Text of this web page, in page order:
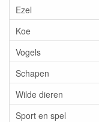
Ezel
Koe
Vogels
Schapen
Wilde dieren
Sport en spel